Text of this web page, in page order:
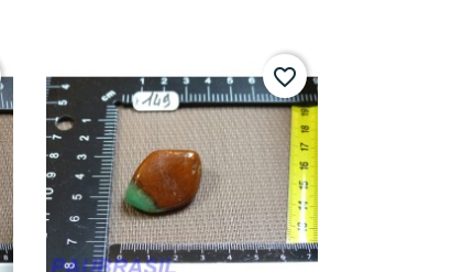
favorite_border